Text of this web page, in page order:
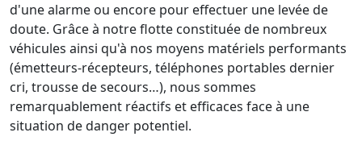
d'une alarme ou encore pour effectuer une levée de
doute. Grâce à notre flotte constituée de nombreux
véhicules ainsi qu'à nos moyens matériels performants
(émetteurs-récepteurs, téléphones portables dernier
cri, trousse de secours…), nous sommes
remarquablement réactifs et efficaces face à une
situation de danger potentiel.